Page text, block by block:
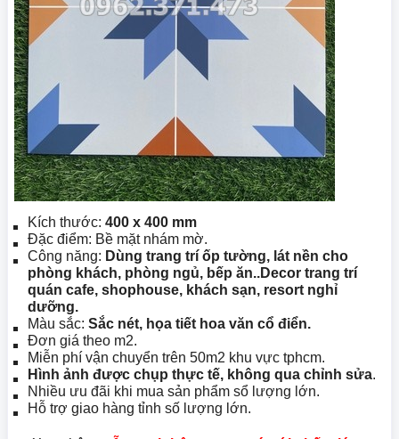
Kích thước: 400 x 400 mm
Đặc điểm: Bề mặt nhám mờ.
Công năng: Dùng trang trí ốp tường, lát nền cho
phòng khách, phòng ngủ, bếp ăn..Decor trang trí
quán cafe, shophouse, khách sạn, resort nghỉ
dưỡng.
Màu sắc: Sắc nét, họa tiết hoa văn cổ điển.
Đơn giá theo m2.
Miễn phí vận chuyển trên 50m2 khu vực tphcm.
Hình ảnh được chụp thực tế, không qua chỉnh sửa.
Nhiều ưu đãi khi mua sản phẩm sổ lượng lớn.
Hỗ trợ giao hàng tỉnh số lượng lớn.